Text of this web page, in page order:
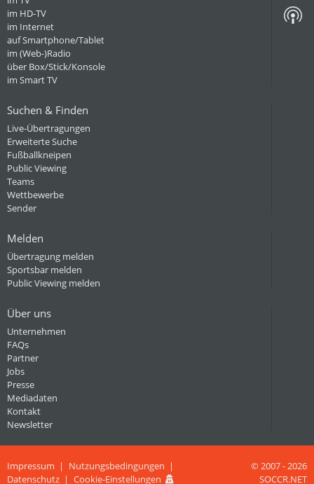
im HD-TV
im Internet
auf Smartphone/Tablet
im (Web-)Radio
über Box/Stick/Konsole
im Smart TV
Suchen & Finden
Live-Übertragungen
Erweiterte Suche
Fußballkneipen
Public Viewing
Teams
Wettbewerbe
Sender
Melden
Übertragung melden
Sportsbar melden
Public Viewing melden
Über uns
Unternehmen
FAQs
Partner
Jobs
Presse
Mediadaten
Kontakt
Newsletter
Impressum
Nutzungsbedingungen
Datenschutz
Cookie-Einstellungen
© 2007 - 2026
SOCCR.NET